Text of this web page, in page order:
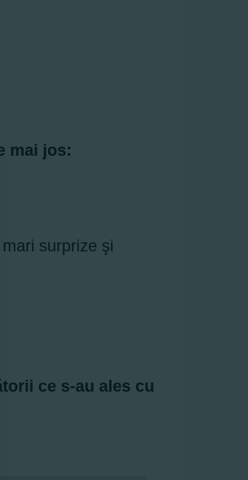
mai jos:
surprize şi
ce s-au ales cu